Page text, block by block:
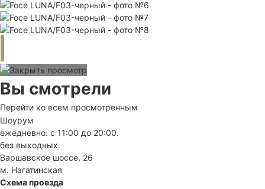
Вы смотрели
Перейти ко всем просмотренным
Шоурум
ежедневно: с 11:00 до 20:00.
без выходных.
Варшавское шоссе, 26
м. Нагатинская
Схема проезда